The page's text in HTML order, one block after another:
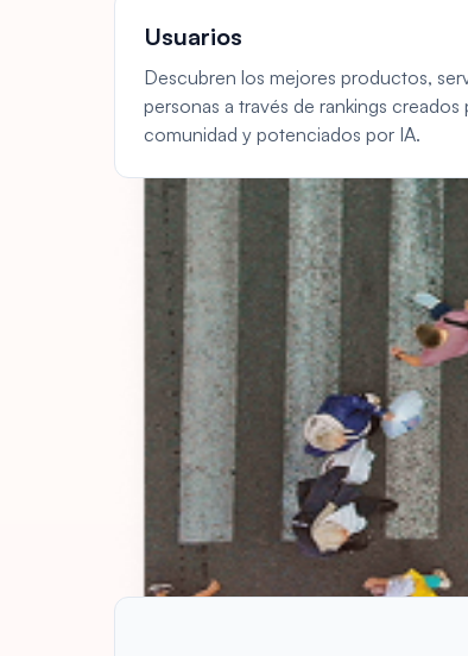
Usuarios
Descubren los mejores productos,
personas a través de rankings creados
comunidad y potenciados por IA.